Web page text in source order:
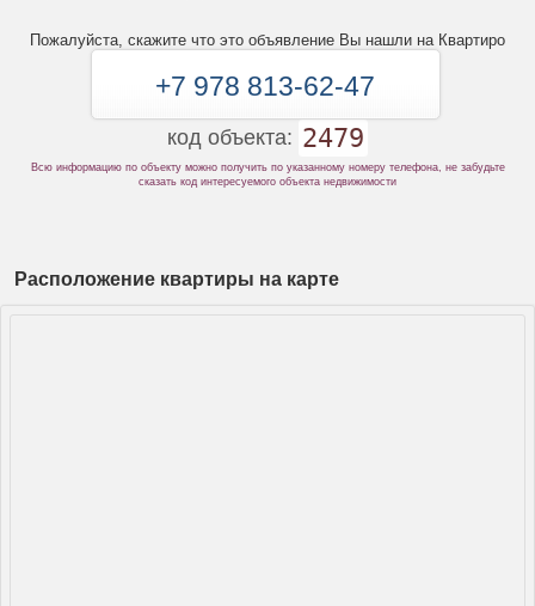
Пожалуйста, скажите что это объявление Вы нашли на Квартиро
+7 978 813-62-47
код объекта: 2479
Всю информацию по объекту можно получить по указанному номеру телефона, не забудьте
сказать код интересуемого объекта недвижимости
Расположение квартиры на карте